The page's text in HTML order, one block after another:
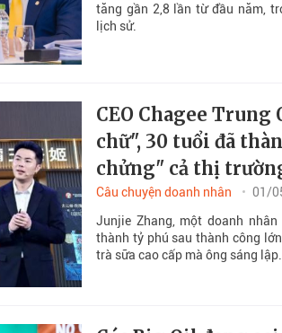
tăng gần 2,8 lần từ đầu năm,
lịch sử.
CEO Chagee Trung
chữ", 30 tuổi đã
chửng" cả thị
Câu chuyện doanh nhân
01/
Junjie Zhang, một doanh
thành tỷ phú sau thành công
trà sữa cao cấp mà ông sáng lập.